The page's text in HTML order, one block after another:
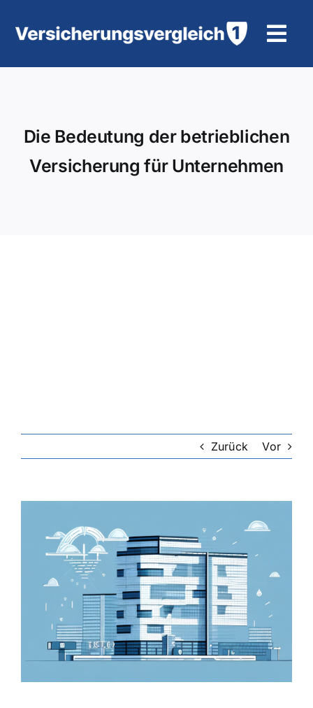
Inhalt
Motorradversicherung
Lebensversicherung
Hundekrankenversicherung
Hausratversicherung
Die Bedeutung der betrieblichen
Versicherung für Unternehmen
Zurück Vor
grösseres